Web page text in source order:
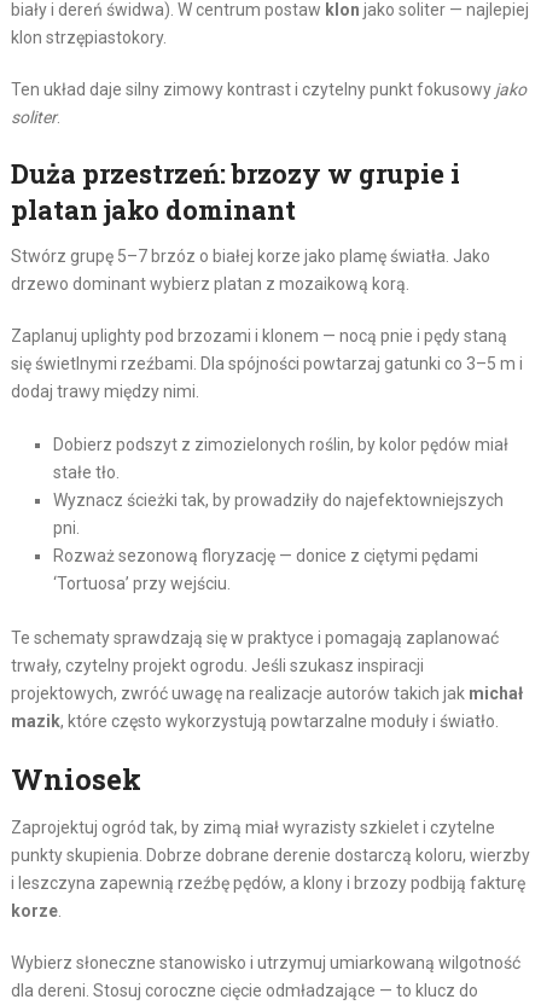
biały i dereń świdwa). W centrum postaw klon jako soliter — najlepiej
klon strzępiastokory.
Ten układ daje silny zimowy kontrast i czytelny punkt fokusowy jako
soliter.
Duża przestrzeń: brzozy w grupie i
platan jako dominant
Stwórz grupę 5–7 brzóz o białej korze jako plamę światła. Jako
drzewo dominant wybierz platan z mozaikową korą.
Zaplanuj uplighty pod brzozami i klonem — nocą pnie i pędy staną
się świetlnymi rzeźbami. Dla spójności powtarzaj gatunki co 3–5 m i
dodaj trawy między nimi.
Dobierz podszyt z zimozielonych roślin, by kolor pędów miał
stałe tło.
Wyznacz ścieżki tak, by prowadziły do najefektowniejszych
pni.
Rozważ sezonową floryzację — donice z ciętymi pędami
‘Tortuosa’ przy wejściu.
Te schematy sprawdzają się w praktyce i pomagają zaplanować
trwały, czytelny projekt ogrodu. Jeśli szukasz inspiracji
projektowych, zwróć uwagę na realizacje autorów takich jak michał
mazik, które często wykorzystują powtarzalne moduły i światło.
Wniosek
Zaprojektuj ogród tak, by zimą miał wyrazisty szkielet i czytelne
punkty skupienia. Dobrze dobrane derenie dostarczą koloru, wierzby
i leszczyna zapewnią rzeźbę pędów, a klony i brzozy podbiją fakturę
korze.
Wybierz słoneczne stanowisko i utrzymuj umiarkowaną wilgotność
dla dereni. Stosuj coroczne cięcie odmładzające — to klucz do